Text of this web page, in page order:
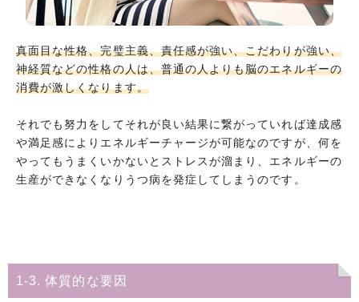
真面目な性格、完璧主義、責任感が強い、こだわりが強い、
神経質などの性格の人は、普通の人よりも脳のエネルギーの
消費が激しくなります。
それでも努力をしてそれが良い結果に繋がっていれば達成感
や満足感によりエネルギーチャージが可能なのですが、何を
やってもうまくいかないとストレスが溜まり、エネルギーの
生産ができなくなりうつ病を発症してしまうのです。
1-3. 体質的な要因